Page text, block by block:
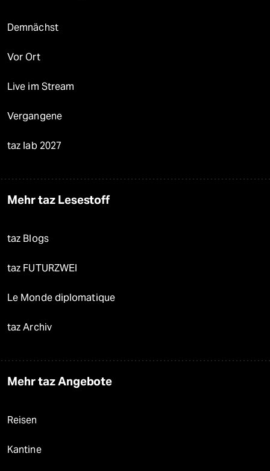
Demnächst
Vor Ort
Live im Stream
Vergangene
taz lab 2027
Mehr taz Lesestoff
taz Blogs
taz FUTURZWEI
Le Monde diplomatique
taz Archiv
Mehr taz Angebote
Reisen
Kantine